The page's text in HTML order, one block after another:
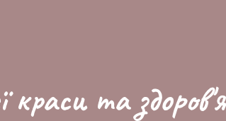
краси та здоров'я